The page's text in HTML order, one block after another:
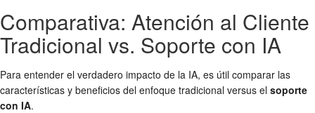
Comparativa: Atención al Cliente
Tradicional vs. Soporte con IA
Para entender el verdadero impacto de la IA, es útil comparar las
características y beneficios del enfoque tradicional versus el soporte
con IA.